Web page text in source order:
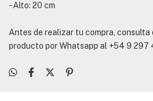
- Alto: 20 cm
Antes de realizar tu compra, consulta
producto por Whatsapp al +54 9 297